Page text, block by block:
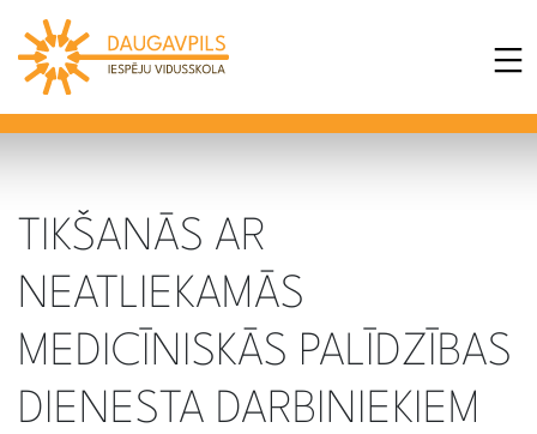
TIKŠANĀS AR
NEATLIEKAMĀS
MEDICĪNISKĀS PALĪDZĪBAS
DIENESTA DARBINIEKIEM